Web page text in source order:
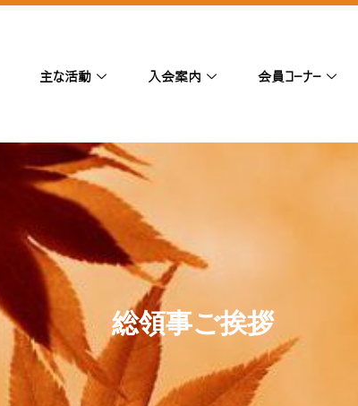
主な活動 入会案内 会員コーナー
総領事ご挨拶